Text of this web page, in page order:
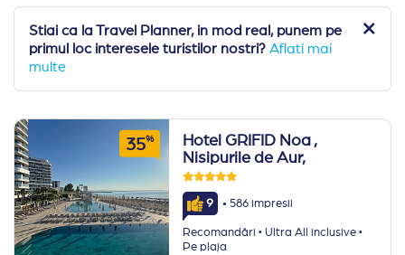
Nisipurile de Aur, Albena, Nessebar etc). Mai jos
puteti alege din selectia noastra de hoteluri cu spa,
asa cum le recomanda turistii nostri. 98% dintre ei
s-au intors multumiti din vacanta in Bulgaria.
Stiai ca la Travel Planner, in mod real, punem pe
primul loc interesele turistilor nostri? Aflati mai
multe
35% Hotel GRIFID Noa ,
Nisipurile de Aur,
9 · 586 impresii
Recomandări ·Ultra All inclusive ·
Pe plaja